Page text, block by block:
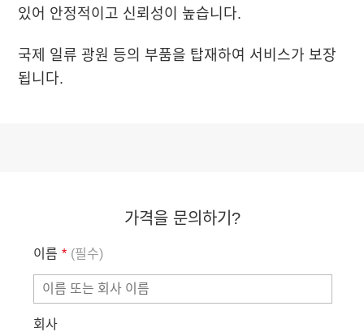
있어 안정적이고 신뢰성이 높습니다.
국제 일류 광원 등의 부품을 탑재하여 서비스가 보장
됩니다.
가격을 문의하기?
이름 * (필수)
회사